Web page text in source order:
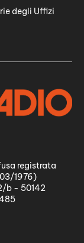
degli Uffizi
registrata
1976)
b - 50142